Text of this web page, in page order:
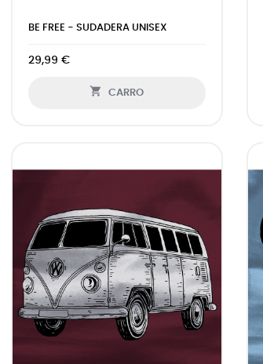
BE FREE - SUDADERA UNISEX
29,99 €
 CARRO